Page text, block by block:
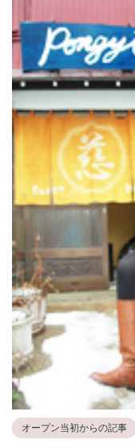
オープン当初からの記事